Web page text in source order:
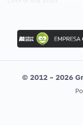
Concurso Ibama
Concurso MPU
Editais publicados
CONCURSOS POR
© 2012 - 2026